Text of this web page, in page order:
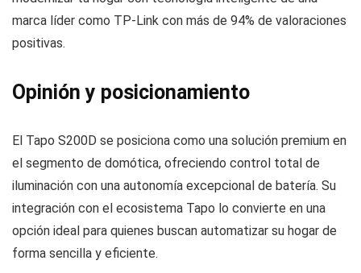
marca líder como TP-Link con más de 94% de valoraciones
positivas.
Opinión y posicionamiento
El Tapo S200D se posiciona como una solución premium en
el segmento de domótica, ofreciendo control total de
iluminación con una autonomía excepcional de batería. Su
integración con el ecosistema Tapo lo convierte en una
opción ideal para quienes buscan automatizar su hogar de
forma sencilla y eficiente.